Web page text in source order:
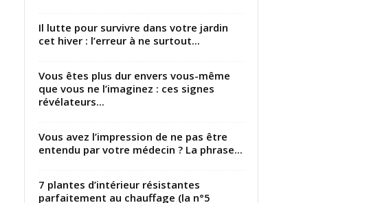
Il lutte pour survivre dans votre jardin
cet hiver : l’erreur à ne surtout...
Vous êtes plus dur envers vous-même
que vous ne l’imaginez : ces signes
révélateurs...
Vous avez l’impression de ne pas être
entendu par votre médecin ? La phrase...
7 plantes d’intérieur résistantes
parfaitement au chauffage (la n°5